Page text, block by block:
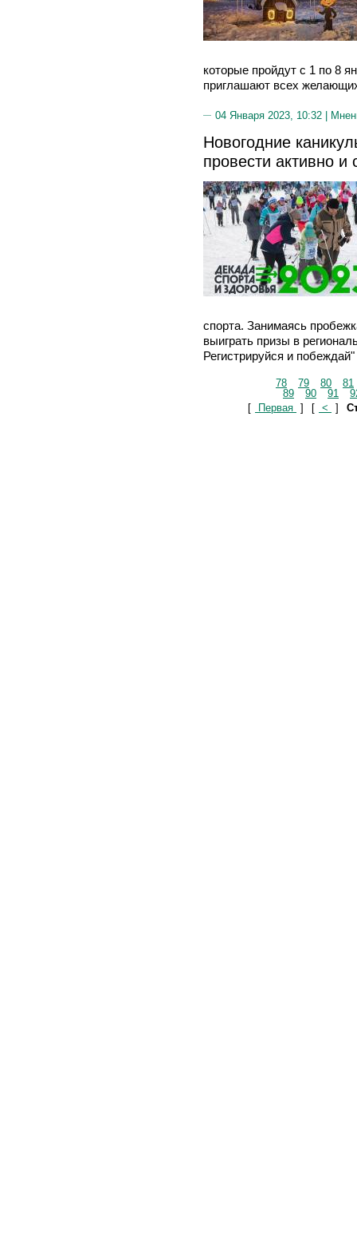
которые пройдут с 1 по 8
приглашают всех
04 Января 2023, 10:32 |
Новогодние
провести активно и
спорта. Занимаясь
выиграть призы в
Регистрируйся и
78 79 80
81
89
90 91
[
Первая ] [ < ]